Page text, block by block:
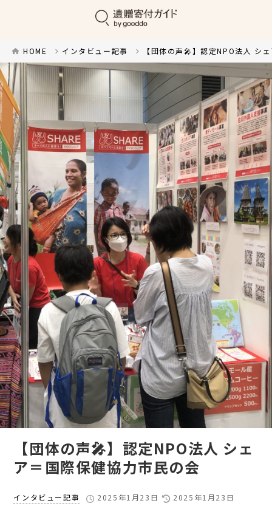
HOME インタビュー記事 【団体の声🎤】認定NPO法人 シ
【団体の声🎤】認定NPO法人 シェ
ア＝国際保健協力市民の会
インタビュー記事 2025年1月23日 2025年1月23日